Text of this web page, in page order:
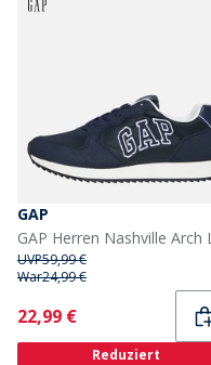
GAP
UVP59,99 €
War24,99 €
Current
22,99 €
Reduziert